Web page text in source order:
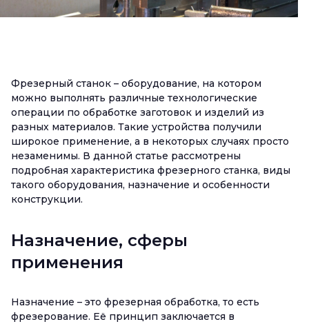
Фрезерный станок – оборудование, на котором
можно выполнять различные технологические
операции по обработке заготовок и изделий из
разных материалов. Такие устройства получили
широкое применение, а в некоторых случаях просто
незаменимы. В данной статье рассмотрены
подробная характеристика фрезерного станка, виды
такого оборудования, назначение и особенности
конструкции.
Назначение, сферы
применения
Назначение – это фрезерная обработка, то есть
фрезерование. Её принцип заключается в